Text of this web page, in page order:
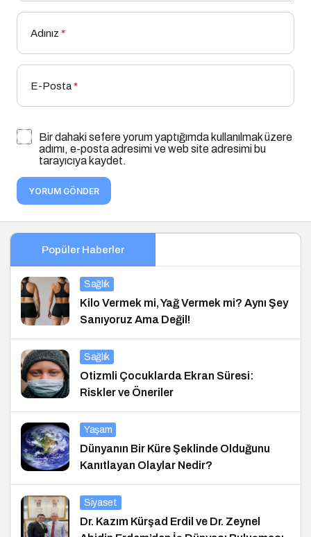
Adınız *
E-Posta*
Bir dahaki sefere yorum yaptığımda kullanılmak üzere
adımı, e-posta adresimi ve web site adresimi bu
tarayıcıya kaydet.
YORUM GÖNDER
Popüler Haberler
Sağlık
Kilo Vermek mi, Yağ Vermek mi? Aynı Şey
Sanıyoruz Ama Değil!
Sağlık
Otizmli Çocuklarda Ekran Süresi:
Riskler ve Öneriler
Yaşam
Dünyanın Bir Küre Şeklinde Olduğunu
Kanıtlayan Olaylar Nedir?
Siyaset
Dr. Kazım Kürşad Erdil ve Dr. Zeynel